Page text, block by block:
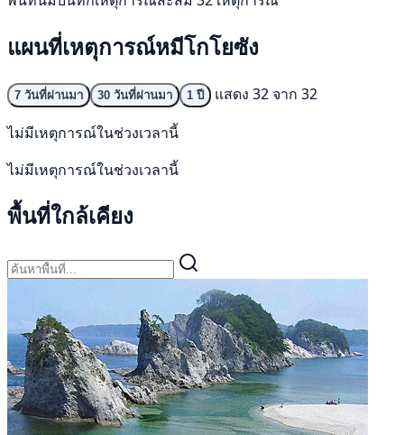
แผนที่เหตุการณ์หมีโกโยซัง
7 วันที่ผ่านมา 30 วันที่ผ่านมา 1 ปี
แสดง 32 จาก 32
ไม่มีเหตุการณ์ในช่วงเวลานี้
ไม่มีเหตุการณ์ในช่วงเวลานี้
พื้นที่ใกล้เคียง